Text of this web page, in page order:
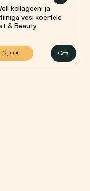
€ kollageeni ja
vesi koertele
& Beauty
Osta
2,10 €